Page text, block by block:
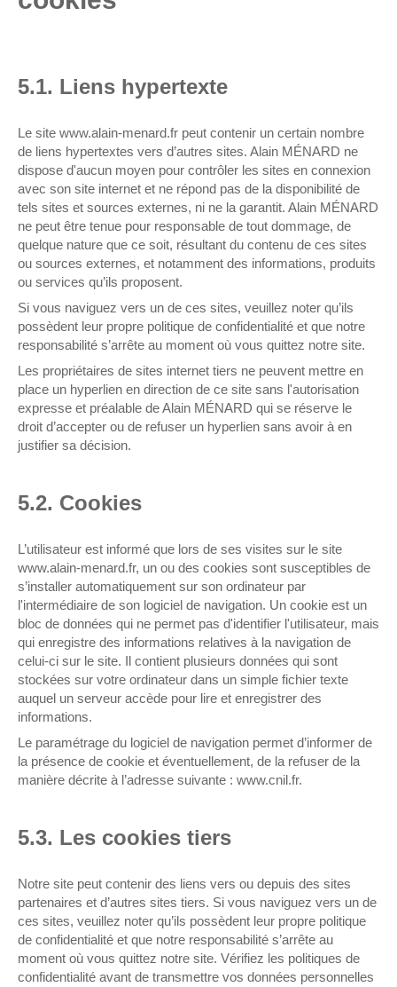
5.1. Liens hypertexte
Le site www.alain-menard.fr peut contenir un certain nombre
de liens hypertextes vers d’autres sites. Alain MÉNARD ne
dispose d'aucun moyen pour contrôler les sites en connexion
avec son site internet et ne répond pas de la disponibilité de
tels sites et sources externes, ni ne la garantit. Alain MÉNARD
ne peut être tenue pour responsable de tout dommage, de
quelque nature que ce soit, résultant du contenu de ces sites
ou sources externes, et notamment des informations, produits
ou services qu’ils proposent.
Si vous naviguez vers un de ces sites, veuillez noter qu’ils
possèdent leur propre politique de confidentialité et que notre
responsabilité s’arrête au moment où vous quittez notre site.
Les propriétaires de sites internet tiers ne peuvent mettre en
place un hyperlien en direction de ce site sans l'autorisation
expresse et préalable de Alain MÉNARD qui se réserve le
droit d’accepter ou de refuser un hyperlien sans avoir à en
justifier sa décision.
5.2. Cookies
L’utilisateur est informé que lors de ses visites sur le site
www.alain-menard.fr, un ou des cookies sont susceptibles de
s’installer automatiquement sur son ordinateur par
l'intermédiaire de son logiciel de navigation. Un cookie est un
bloc de données qui ne permet pas d'identifier l'utilisateur, mais
qui enregistre des informations relatives à la navigation de
celui-ci sur le site. Il contient plusieurs données qui sont
stockées sur votre ordinateur dans un simple fichier texte
auquel un serveur accède pour lire et enregistrer des
informations.
Le paramétrage du logiciel de navigation permet d’informer de
la présence de cookie et éventuellement, de la refuser de la
manière décrite à l’adresse suivante : www.cnil.fr.
5.3. Les cookies tiers
Notre site peut contenir des liens vers ou depuis des sites
partenaires et d’autres sites tiers. Si vous naviguez vers un de
ces sites, veuillez noter qu’ils possèdent leur propre politique
de confidentialité et que notre responsabilité s’arrête au
moment où vous quittez notre site. Vérifiez les politiques de
confidentialité avant de transmettre vos données personnelles